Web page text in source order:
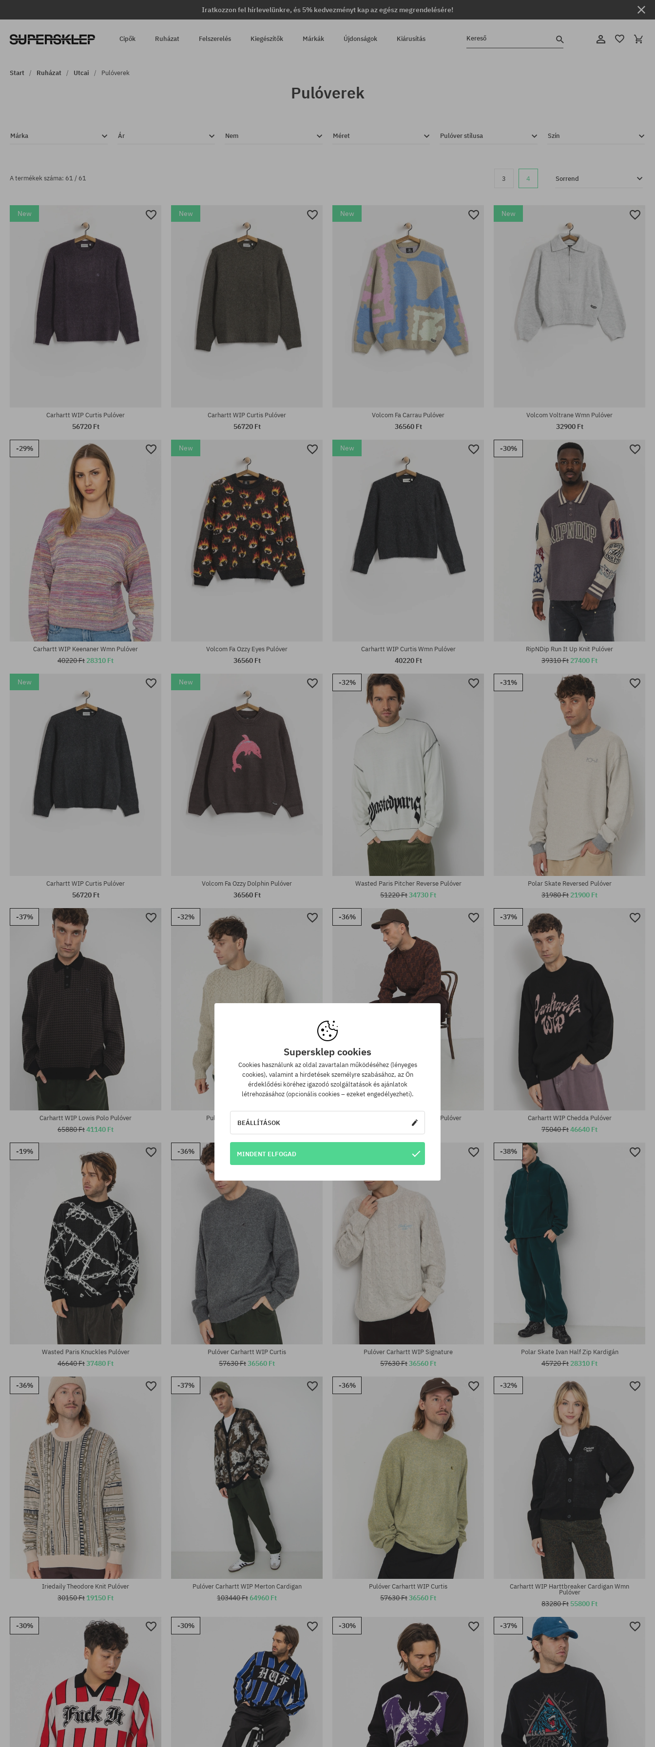
Iratkozzon fel hírlevelünkre, és 5% kedvezményt kap az egész megrendelésére!
Cipők Ruházat Felszerelés Kiegészítők Márkák Újdonságok Kiárusítás Kereső
Start Ruházat Utcai Pulóverek
Pulóverek
Márka Ár Nem Méret Pulóver stílusa Szín
A termékek száma: 61 / 61 3 4 Sorrend
New
Elérhető méretek:
M; L; XL
Carhartt WIP Curtis Pulóver
56720 Ft
New
Carhartt WIP Curtis Pulóver
56720 Ft
New
Volcom Fa Carrau Pulóver
36560 Ft
New
Volcom Voltrane Wmn Pulóver
32900 Ft
-29%
Carhartt WIP Keenaner Wmn Pulóver
40220 Ft 28310 Ft
New
Volcom Fa Ozzy Eyes Pulóver
36560 Ft
New
Elérhető méretek:
Carhartt WIP Curtis Wmn Pulóver
40220 Ft
-30%
Elérhető méretek:
RipNDip Run It Up Knit Pulóver
39310 Ft 27400 Ft
New
Elérhető méretek:
Carhartt WIP Curtis Pulóver
56720 Ft
New
Elérhető méretek:
Volcom Fa Ozzy Dolphin Pulóver
36560 Ft
-32%
Elérhető méretek:
Wasted Paris Pitcher Reverse Pulóver
51220 Ft34730 Ft
-31%
Elérhető méretek:
Polar Skate Reversed Pulóver
31980 Ft 21900 Ft
-37%
Carhartt WIP Lowis Polo Pulóver
65880 Ft41140 Ft
-32%
Elérhető méretek:
Pulóver Element Snugg Crew
-36%
Polar Skate George P Pattern Pulóver
36560 Ft
-37%
Elérhető méretek:
Carhartt WIP Chedda Pulóver
75040 Ft46640 Ft
-19%
Elérhető méretek:
Wasted Paris Knuckles Pulóver
46640 Ft37480 Ft
-36%
Pulóver Carhartt WIP Curtis
57630 Ft36560 Ft
Elérhető méretek:
Pulóver Carhartt WIP Signature
57630 Ft36560 Ft
-38%
Elérhető méretek:
Polar Skate Ivan Half Zip Kardigán
45720 Ft 28310 Ft
-36%
Iriedaily Theodore Knit Pulóver
30150 Ft 19150 Ft
-37%
Pulóver Carhartt WIP Merton Cardigan
103440 Ft64960 Ft
-36%
Pulóver Carhartt WIP Curtis
57630 Ft36560 Ft
-32%
Carhartt WIP Harttbreaker Cardigan Wmn
Pulóver
83280 Ft 55800 Ft
-30% -30% -30% -37%
Supersklep cookies
Cookies használunk az oldal zavartalan működéséhez (lényeges
cookies), valamint a hirdetések személyre szabásához, az Ön
érdeklődési köréhez igazodó szolgáltatások és ajánlatok
létrehozásához (opcionális cookies – ezeket engedélyezheti).
BEÁLLÍTÁSOK
MINDENT ELFOGAD